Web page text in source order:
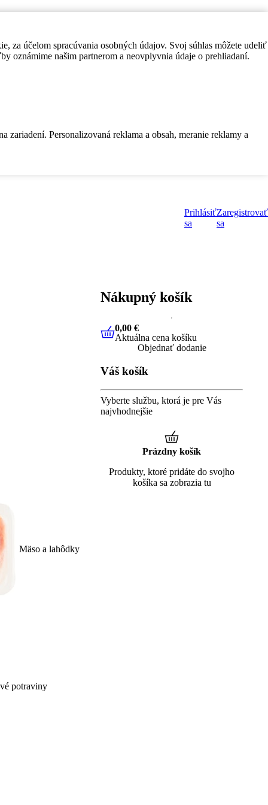
za účelom spracúvania osobných údajov. Svoj súhlas môžete udeliť
oznámime našim partnerom a neovplyvnia údaje o prehliadaní.
Personalizovaná reklama a obsah, meranie reklamy a
Prihlásiť
sa
Zaregistrovať
sa
Mäso a lahôdky
potraviny
Nákupný košík
0,00 €Aktuálna cena košíku
0,00 €
Aktuálna cena košíku
Objednať dodanie
Váš košík
Vyberte službu, ktorá je pre Vás
najvhodnejšie
Prázdny košík
Produkty, ktoré pridáte do svojho
košíka sa zobrazia tu